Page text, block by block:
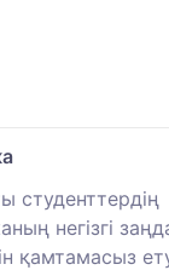
студенттердің
негізгі
қамтамасыз